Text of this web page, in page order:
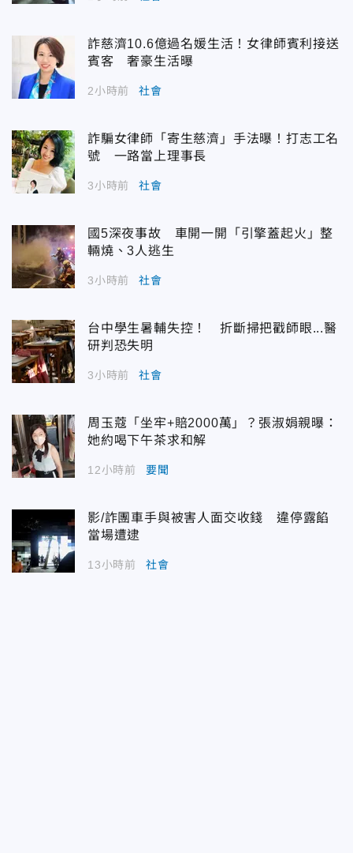
詐慈濟10.6億過名媛生活！女律師賓利接送
賓客 奢豪生活曝
2小時前 社會
詐騙女律師「寄生慈濟」手法曝！打志工名
號 一路當上理事長
3小時前 社會
國5深夜事故 車開一開「引擎蓋起火」整
輛燒、3人逃生
3小時前 社會
台中學生暑輔失控！ 折斷掃把戳師眼...醫
研判恐失明
3小時前 社會
周玉蔻「坐牢+賠2000萬」？張淑娟親曝：
她約喝下午茶求和解
12小時前 要聞
影/詐團車手與被害人面交收錢 違停露餡
當場遭逮
13小時前 社會